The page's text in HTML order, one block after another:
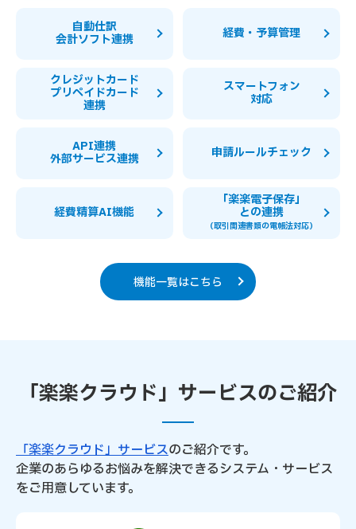
自動仕訳
会計ソフト連携 経費・予算管理
クレジットカード
プリペイドカード
連携
スマートフォン
対応
API連携
外部サービス連携 申請ルールチェック
経費精算AI機能
「楽楽電子保存」
との連携
（取引関連書類の電帳法対応）
機能一覧はこちら
「楽楽クラウド」サービスのご紹介
「楽楽クラウド」サービスのご紹介です。
企業のあらゆるお悩みを解決できるシステム・サービス
をご用意しています。